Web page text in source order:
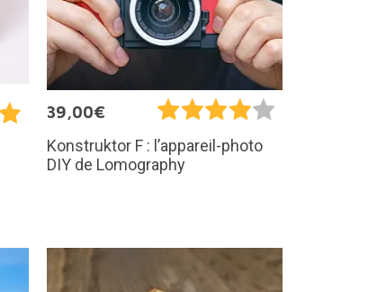
39,00€
Konstruktor F : l’appareil-photo
DIY de Lomography